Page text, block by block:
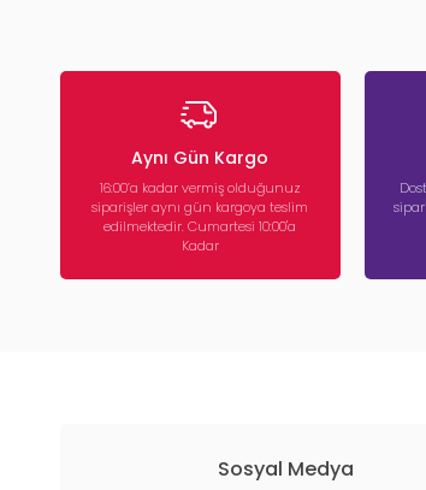
Aynı Gün Kargo
16:00’a kadar vermiş olduğunuz
siparişler aynı gün kargoya teslim
edilmektedir. Cumartesi 10:00'a
Kadar
Sosyal Medya